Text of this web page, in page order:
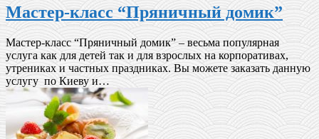
Мастер-класс “Пряничный домик”
Мастер-класс “Пряничный домик” – весьма популярная
услуга как для детей так и для взрослых на корпоративах,
утрениках и частных праздниках. Вы можете заказать данную
услугу по Киеву и…